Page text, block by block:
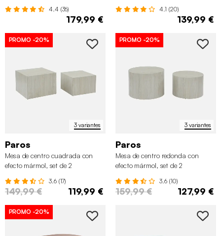
4.4 (36)
179,99 €
4.1 (20)
139,99 €
3 variantes
PROMO -20%
Paros
Mesa de centro cuadrada con
efecto mármol, set de 2
3.6 (17)
149,99 € 119,99 €
3 variantes
PROMO -20%
Paros
Mesa de centro redonda con
efecto mármol, set de 2
3.6 (10)
159,99 € 127,99 €
PROMO -20%